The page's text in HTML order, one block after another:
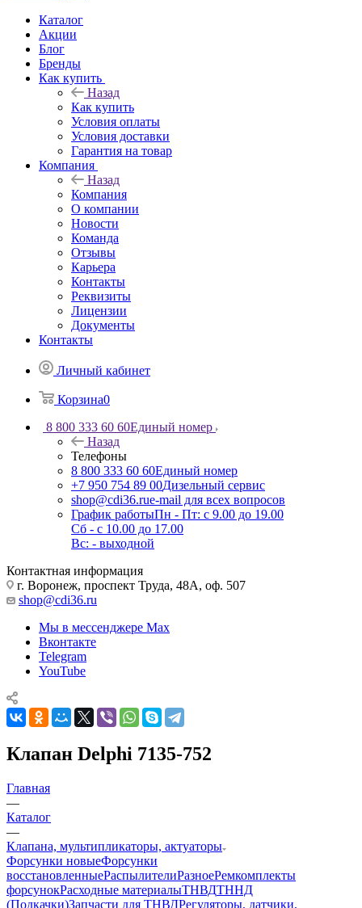
Каталог
Акции
Блог
Бренды
Как купить
Назад
Как купить
Условия оплаты
Условия доставки
Гарантия на товар
Компания
Назад
Компания
О компании
Новости
Команда
Отзывы
Карьера
Контакты
Реквизиты
Лицензии
Документы
Контакты
Личный кабинет
Корзина0
8 800 333 60 60Единый номер
Назад
Телефоны
8 800 333 60 60Единый номер
+7 950 754 89 00Дизельный сервис
shop@cdi36.rue-mail для всех вопросов
График работыПн - Пт: с 9.00 до 19.00
Сб - с 10.00 до 17.00
Вс: - выходной
Контактная информация
г. Воронеж, проспект Труда, 48А, оф. 507
shop@cdi36.ru
Мы в мессенджере Max
Вконтакте
Telegram
YouTube
Клапан Delphi 7135-752
Главная
—
Каталог
—
Клапана, мультипликаторы, актуаторы
Форсунки новыеФорсунки
восстановленныеРаспылителиРазноеРемкомплекты
форсунокРасходные материалыТНВДТННД
(Подкачки)Запчасти для ТНВДРегуляторы, датчики,